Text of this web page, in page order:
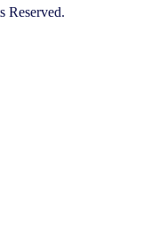
Reserved.